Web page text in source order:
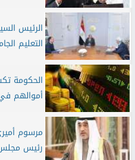
الرئيس
التعليم
الحكومة
أموالهم
مرسوم
رئيس مجلس